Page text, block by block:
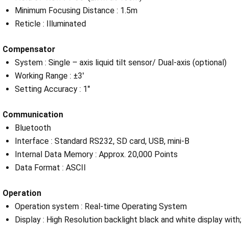
Minimum Focusing Distance : 1.5m
Reticle : Illuminated
Compensator
System : Single – axis liquid tilt sensor/ Dual-axis (optional)
Working Range : ±3′
Setting Accuracy : 1″
Communication
Bluetooth
Interface : Standard RS232, SD card, USB, mini-B
Internal Data Memory : Approx. 20,000 Points
Data Format : ASCII
Operation
Operation system : Real-time Operating System
Display : High Resolution backlight black and white display with;